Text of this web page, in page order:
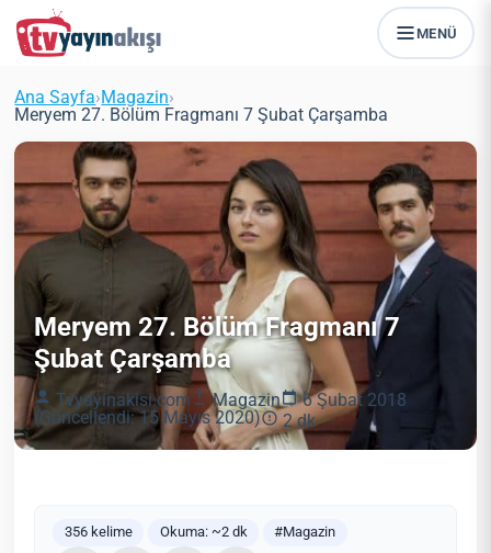
MENÜ
Ana Sayfa›Magazin›
Meryem 27. Bölüm Fragmanı 7 Şubat Çarşamba
Meryem 27. Bölüm Fragmanı 7
Şubat Çarşamba
Tvyayinakisi.com Magazin
6 Şubat 2018
(Güncellendi: 15 Mayıs 2020)
2 dk
356 kelime Okuma: ~2 dk #Magazin